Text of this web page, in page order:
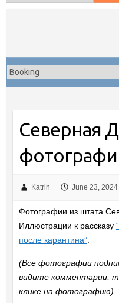
Северная
Katrin June 23, 2024
Фотографии из штата
Иллюстрации к рассказу
после карантина”.
(Все фотографии
видите комментарии,
клике на фотографию).